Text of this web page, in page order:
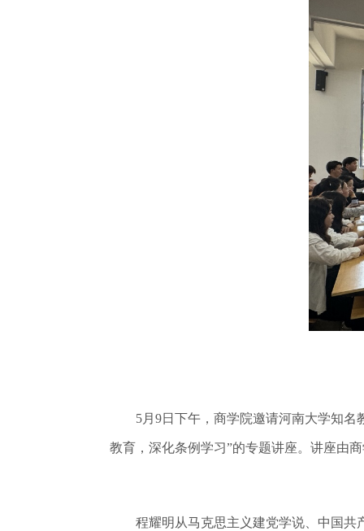
5月9日下午，商学院邀请河南大学知名教
教育，深化条例学习”的专题讲座。讲座由
程耀明从马克思主义建党学说、中国共产